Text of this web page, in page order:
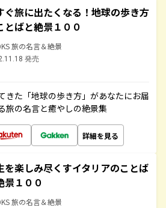
ぐ旅に出たくなる！地球の歩き方
とばと絶景１００
旅の名言＆絶景
発売
きた「地球の歩き方」があなたにお届
旅の名言と癒やしの絶景集
詳細を見る
を楽しみ尽くすイタリアのことば
景１００
旅の名言＆絶景